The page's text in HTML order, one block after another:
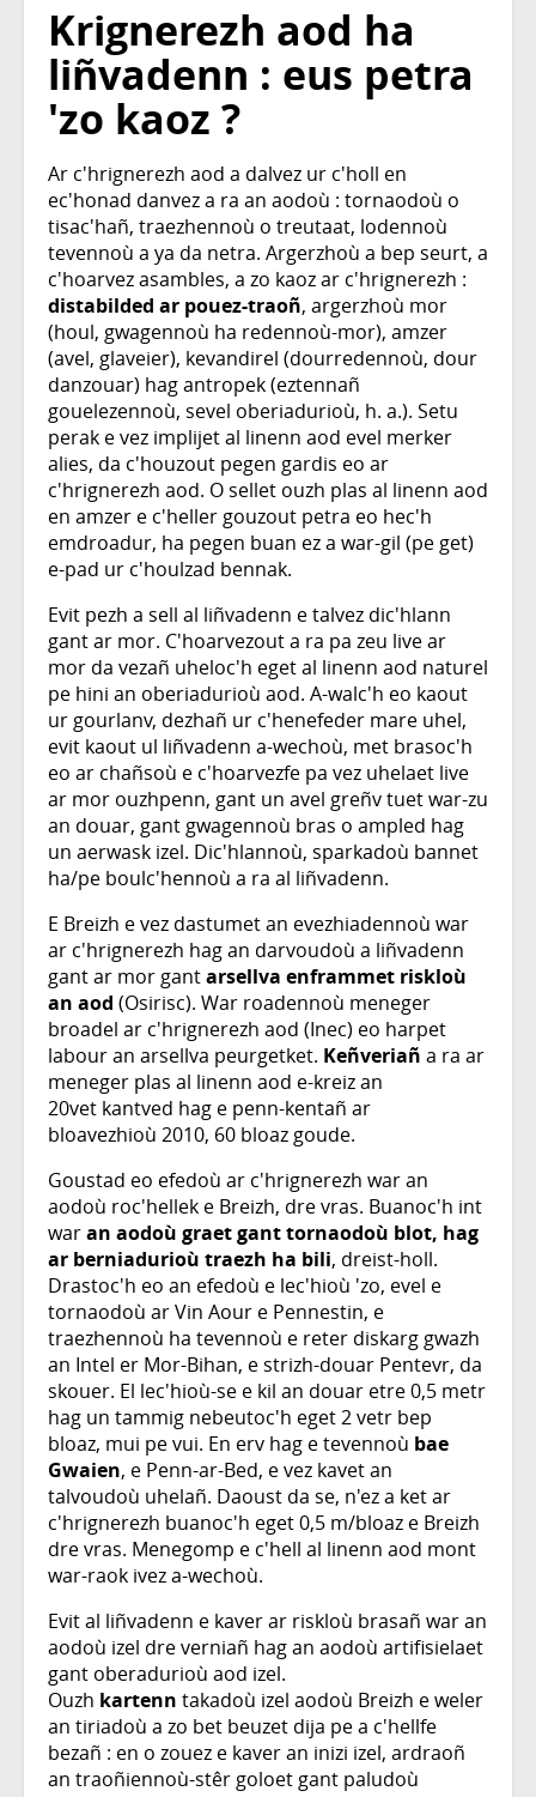
Krignerezh aod ha
liñvadenn : eus petra
'zo kaoz ?
Ar c'hrignerezh aod a dalvez ur c'holl en
ec'honad danvez a ra an aodoù : tornaodoù o
tisac'hañ, traezhennoù o treutaat, lodennoù
tevennoù a ya da netra. Argerzhoù a bep seurt, a
c'hoarvez asambles, a zo kaoz ar c'hrignerezh :
distabilded ar pouez-traoñ, argerzhoù mor
(houl, gwagennoù ha redennoù-mor), amzer
(avel, glaveier), kevandirel (dourredennoù, dour
danzouar) hag antropek (eztennañ
gouelezennoù, sevel oberiadurioù, h. a.). Setu
perak e vez implijet al linenn aod evel merker
alies, da c'houzout pegen gardis eo ar
c'hrignerezh aod. O sellet ouzh plas al linenn aod
en amzer e c'heller gouzout petra eo hec'h
emdroadur, ha pegen buan ez a war-gil (pe get)
e-pad ur c'houlzad bennak.
Evit pezh a sell al liñvadenn e talvez dic'hlann
gant ar mor. C'hoarvezout a ra pa zeu live ar
mor da vezañ uheloc'h eget al linenn aod naturel
pe hini an oberiadurioù aod. A-walc'h eo kaout
ur gourlanv, dezhañ ur c'henefeder mare uhel,
evit kaout ul liñvadenn a-wechoù, met brasoc'h
eo ar chañsoù e c'hoarvezfe pa vez uhelaet live
ar mor ouzhpenn, gant un avel greñv tuet war-zu
an douar, gant gwagennoù bras o ampled hag
un aerwask izel. Dic'hlannoù, sparkadoù bannet
ha/pe boulc'hennoù a ra al liñvadenn.
E Breizh e vez dastumet an evezhiadennoù war
ar c'hrignerezh hag an darvoudoù a liñvadenn
gant ar mor gantarsellva enframmet riskloù
an aod (Osirisc). War roadennoù meneger
broadel ar c'hrignerezh aod (Inec) eo harpet
labour an arsellva peurgetket. Keñveriañ a ra ar
meneger plas al linenn aod e-kreiz an
20vet kantved hag e penn-kentañ ar
bloavezhioù 2010, 60 bloaz goude.
Goustad eo efedoù ar c'hrignerezh war an
aodoù roc'hellek e Breizh, dre vras. Buanoc'h int
waran aodoù graet gant tornaodoù blot, hag
ar berniadurioù traezh ha bili, dreist-holl.
Drastoc'h eo an efedoù e lec'hioù 'zo, evel e
tornaodoù ar Vin Aour e Pennestin, e
traezhennoù ha tevennoù e reter diskarg gwazh
an Intel er Mor-Bihan, e strizh-douar Pentevr, da
skouer. El lec'hioù-se e kil an douar etre 0,5 metr
hag un tammig nebeutoc'h eget 2 vetr bep
bloaz, mui pe vui. En erv hag e tevennoù bae
Gwaien, e Penn-ar-Bed, e vez kavet an
talvoudoù uhelañ. Daoust da se, n'ez a ket ar
c'hrignerezh buanoc'h eget 0,5 m/bloaz e Breizh
dre vras. Menegomp e c'hell al linenn aod mont
war-raok ivez a-wechoù.
Evit al liñvadenn e kaver ar riskloù brasañ war an
aodoù izel dre verniañ hag an aodoù artifisielaet
gant oberadurioù aod izel.
Ouzh kartenn takadoù izel aodoù Breizh e weler
an tiriadoù a zo bet beuzet dija pe a c'hellfe
bezañ : en o zouez e kaver an inizi izel, ardraoñ
an traoñiennoù-stêr goloet gant paludoù